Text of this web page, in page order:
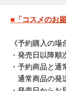
■「コスメのお
《予約購入の場
・発売日以降順
・予約商品と
通常商品の発